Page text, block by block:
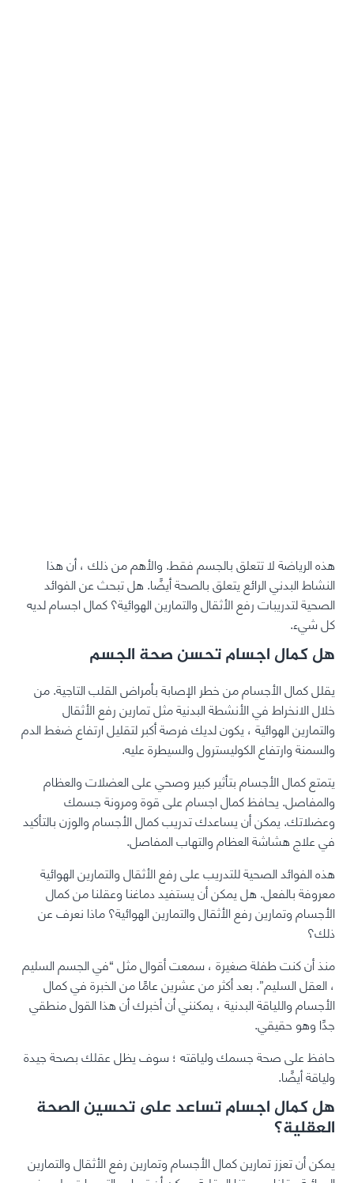
هذه الرياضة لا تتعلق بالجسم فقط. والأهم من ذلك ، أن هذا
النشاط البدني الرائع يتعلق بالصحة أيضًا. هل تبحث عن الفوائد
الصحية لتدريبات رفع الأثقال والتمارين الهوائية؟ كمال اجسام لديه
كل شيء.
هل كمال اجسام تحسن صحة الجسم
يقلل كمال الأجسام من خطر الإصابة بأمراض القلب التاجية. من
خلال الانخراط في الأنشطة البدنية مثل تمارين رفع الأثقال
والتمارين الهوائية ، يكون لديك فرصة أكبر لتقليل ارتفاع ضغط الدم
والسمنة وارتفاع الكوليسترول والسيطرة عليه.
يتمتع كمال الأجسام بتأثير كبير وصحي على العضلات والعظام
والمفاصل. يحافظ كمال اجسام على قوة ومرونة جسمك
وعضلاتك. يمكن أن يساعدك تدريب كمال الأجسام والوزن بالتأكيد
في علاج هشاشة العظام والتهاب المفاصل.
هذه الفوائد الصحية للتدريب على رفع الأثقال والتمارين الهوائية
معروفة بالفعل. هل يمكن أن يستفيد دماغنا وعقلنا من كمال
الأجسام وتمارين رفع الأثقال والتمارين الهوائية؟ ماذا نعرف عن
ذلك؟
منذ أن كنت طفلة صغيرة ، سمعت أقوال مثل “في الجسم السليم
، العقل السليم”. بعد أكثر من عشرين عامًا من الخبرة في كمال
الأجسام واللياقة البدنية ، يمكنني أن أخبرك أن هذا القول منطقي
جدًا وهو حقيقي.
حافظ على صحة جسمك ولياقته ؛ سوف يظل عقلك بصحة جيدة
ولياقة أيضًا.
هل كمال اجسام تساعد على تحسين الصحة
العقلية؟
يمكن أن تعزز تمارين كمال الأجسام وتمارين رفع الأثقال والتمارين